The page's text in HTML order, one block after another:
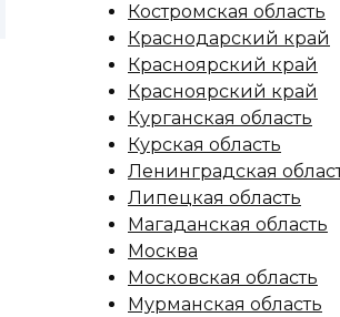
Костромская область
Краснодарский край
Красноярский край
Красноярский край
Курганская область
Курская область
Ленинградская
Липецкая область
Магаданская область
Москва
Московская область
Мурманская область